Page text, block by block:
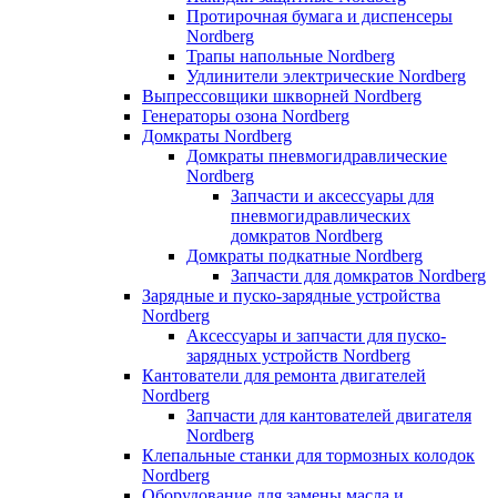
Протирочная бумага и диспенсеры
Nordberg
Трапы напольные Nordberg
Удлинители электрические Nordberg
Выпрессовщики шкворней Nordberg
Генераторы озона Nordberg
Домкраты Nordberg
Домкраты пневмогидравлические
Nordberg
Запчасти и аксессуары для
пневмогидравлических
домкратов Nordberg
Домкраты подкатные Nordberg
Запчасти для домкратов Nordberg
Зарядные и пуско-зарядные устройства
Nordberg
Аксессуары и запчасти для пуско-
зарядных устройств Nordberg
Кантователи для ремонта двигателей
Nordberg
Запчасти для кантователей двигателя
Nordberg
Клепальные станки для тормозных колодок
Nordberg